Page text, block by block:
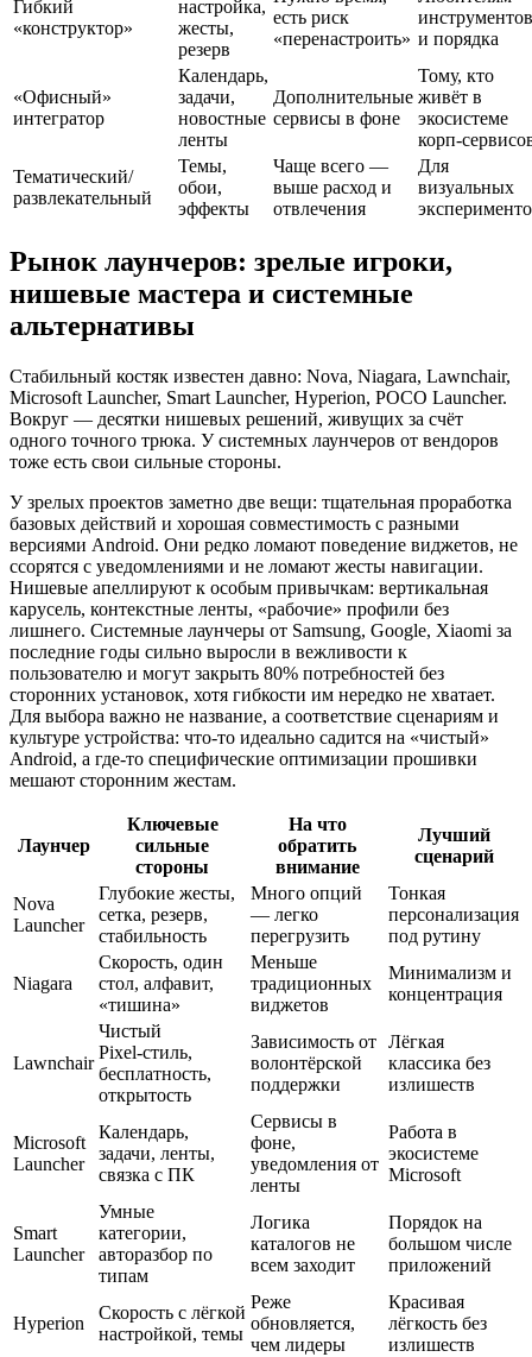
Гибкий
«конструктор»
настройка,
жесты,
резерв
есть риск
«перенастроить»
инструментов
и порядка
«Офисный»
интегратор
Календарь,
задачи,
новостные
ленты
Дополнительные
сервисы в фоне
Тому, кто
живёт в
экосистеме
Тематический/
развлекательный
Темы,
обои,
эффекты
Чаще всего —
выше расход и
отвлечения
Для
визуальных
Рынок лаунчеров: зрелые игроки,
нишевые мастера и системные
альтернативы
Стабильный костяк известен давно: Nova, Niagara, Lawnchair,
Microsoft Launcher, Smart Launcher, Hyperion, POCO Launcher.
Вокруг — десятки нишевых решений, живущих за счёт
одного точного трюка. У системных лаунчеров от вендоров
тоже есть свои сильные стороны.
У зрелых проектов заметно две вещи: тщательная проработка
базовых действий и хорошая совместимость с разными
версиями Android. Они редко ломают поведение виджетов, не
ссорятся с уведомлениями и не ломают жесты навигации.
Нишевые апеллируют к особым привычкам: вертикальная
карусель, контекстные ленты, «рабочие» профили без
лишнего. Системные лаунчеры от Samsung, Google, Xiaomi за
последние годы сильно выросли в вежливости к
пользователю и могут закрыть 80% потребностей без
сторонних установок, хотя гибкости им нередко не хватает.
Для выбора важно не название, а соответствие сценариям и
культуре устройства: что-то идеально садится на «чистый»
Android, а где-то специфические оптимизации прошивки
мешают сторонним жестам.
Лаунчер
Ключевые
сильные
стороны
На что
обратить
внимание
Лучший
сценарий
Nova
Launcher
Глубокие жесты,
сетка, резерв,
стабильность
Много опций
— легко
перегрузить
Тонкая
персонализация
под рутину
Niagara
Скорость, один
стол, алфавит,
«тишина»
Меньше
традиционных
виджетов
Минимализм и
концентрация
Lawnchair
Чистый
Pixel‑стиль,
бесплатность,
открытость
Зависимость от
волонтёрской
поддержки
Лёгкая
классика без
излишеств
Microsoft
Launcher
Календарь,
задачи, ленты,
связка с ПК
Сервисы в
фоне,
уведомления от
ленты
Работа в
экосистеме
Microsoft
Smart
Launcher
Умные
категории,
авторазбор по
типам
Логика
каталогов не
всем заходит
Порядок на
большом числе
приложений
Hyperion
Скорость с лёгкой
настройкой, темы
Реже
обновляется,
чем лидеры
Красивая
лёгкость без
излишеств